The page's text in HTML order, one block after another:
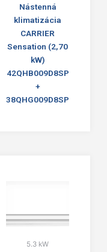
Nástenná
klimatizácia
CARRIER
Sensation (2,70
kW)
42QHB009D8SP
+
38QHG009D8SP
5.3 kW